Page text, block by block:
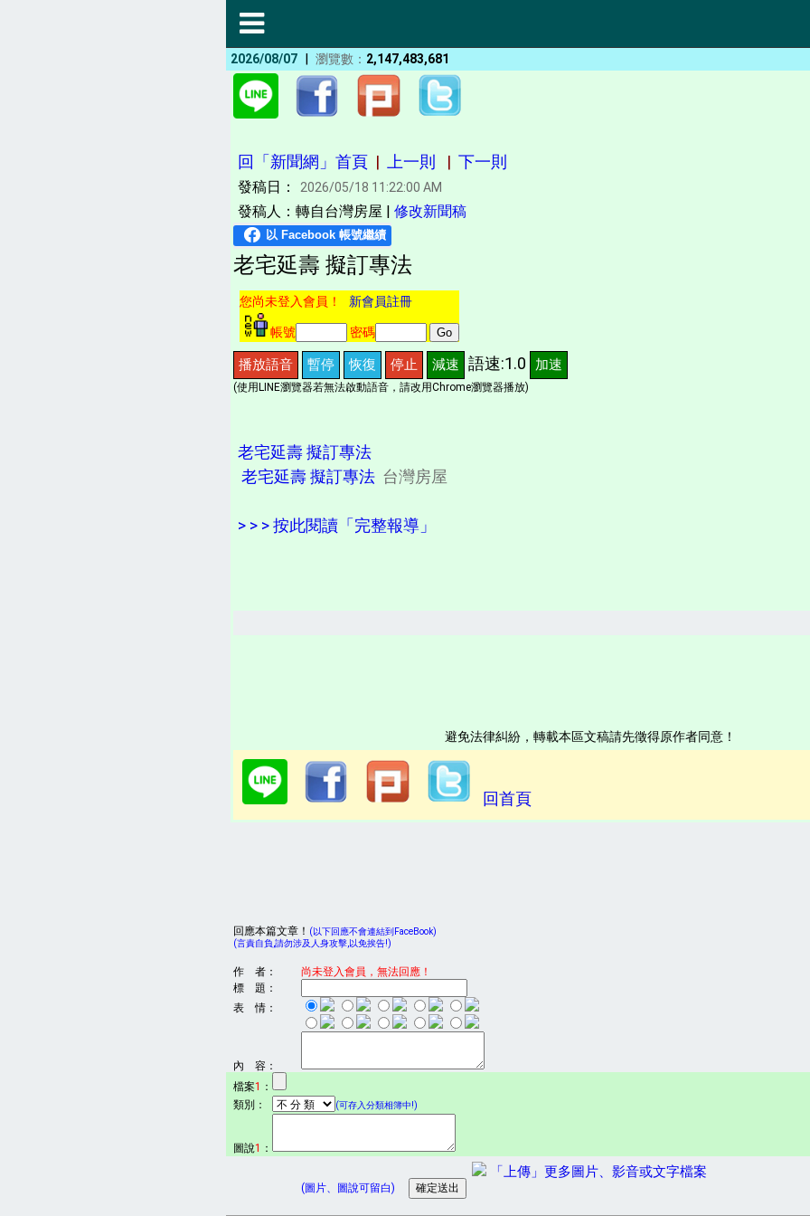
2026/08/07 | 瀏覽數： 2,147,483,681
回「新聞網」首頁 | 上一則 | 下一則
發稿日： 2026/05/18 11:22:00 AM
發稿人：轉自台灣房屋 | 修改新聞稿
老宅延壽 擬訂專法
您尚未登入會員！ 新會員註冊
帳號 密碼
播放語音 暫停 恢復 停止 減速 語速:1.0 加速
(使用LINE瀏覽器若無法啟動語音，請改用Chrome瀏覽器播放)
老宅延壽 擬訂專法
老宅延壽 擬訂專法 台灣房屋
> > > 按此閱讀「完整報導」
避免法律糾紛，轉載本區文稿請先徵得原作者同意！
回首頁
回應本篇文章！ (以下回應不會連結到FaceBook)
(言責自負,請勿涉及人身攻擊,以免挨告!)
作 者：
尚未登入會員，無法回應！
標 題：
表 情：
內 容：
檔案1 ：
類別：
(可存入分類相簿中!)
圖說1 ：
「上傳」更多圖片、影音或文字檔案
(圖片、圖說可留白)